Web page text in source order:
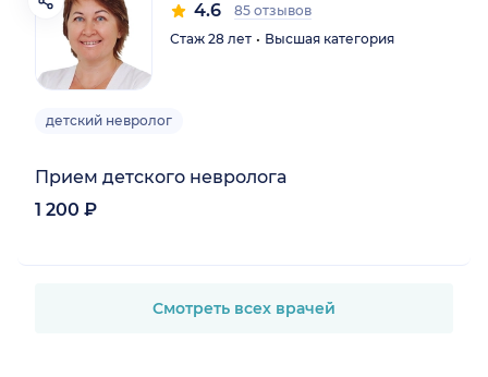
4.6
85 отзывов
Стаж 28 лет
Высшая категория
детский невролог
Прием детского невролога
1 200 ₽
Смотреть всех врачей